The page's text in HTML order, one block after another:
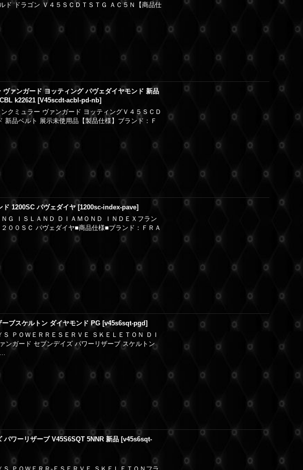
ド ドラゴン Ｖ４５ＳＣＤＴＳＴＧ ＡＣ５Ｎ【商品仕
ヴァンガード ヨッティング パヴェダイヤモンド 新品
k22621 [V45scdt-acbl-pd-nb]
クミュラー ヴァンガード ヨッティングＶ４５ＳＣＤ
新品ベルト 展示未使用品【製品仕様】ブランド：Ｆ
ド 1200SC パヴェダイヤ [1200sc-index-pave]
Ｇ ＩＳＬＡＮＤ ＤＩＡＭＯＮＤ ＩＮＤＥＸフラン
００ＳＣ パヴェダイヤ■商品仕様■ブランド：ＦＲＡ
ブスケルトン ダイヤモンド PG [v45s6sqt-pgd]
ＰＯＷＥＲＲＥＳＥＲＶＥ ＳＫＥＬＥＴＯＮ ＤＩ
ンガード セブンデイズ パワーリザーブ スケルトン
…
パワーリザーブ V45S6SQT 5NNR 新品 [v45s6sqt-